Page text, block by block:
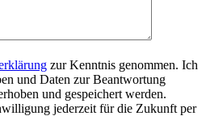
zur Kenntnis genommen. Ich
und Daten zur Beantwortung
und gespeichert werden.
jederzeit für die Zukunft per